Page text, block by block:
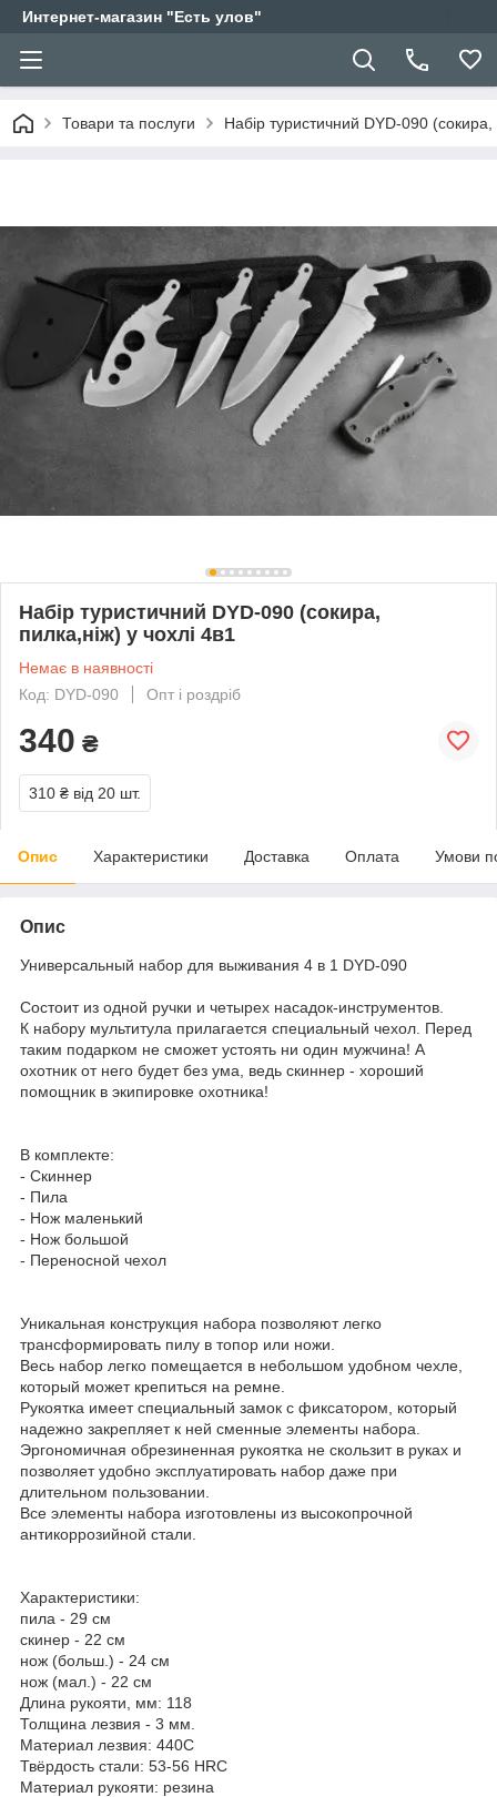
Интернет-магазин "Есть улов"
Товари та послуги Набір туристичний DYD-090 (сокира,
Набір туристичний DYD-090 (сокира,
пилка,ніж) у чохлі 4в1
Немає в наявності
Код: DYD-090
Опт і роздріб
340 ₴
310 ₴ від 20 шт.
Опис Характеристики Доставка Оплата Умови
Опис
Универсальный набор для выживания 4 в 1 DYD-090
Состоит из одной ручки и четырех насадок-инструментов.
К набору мультитула прилагается специальный чехол. Перед
таким подарком не сможет устоять ни один мужчина! А
охотник от него будет без ума, ведь скиннер - хороший
помощник в экипировке охотника!
В комплекте:
- Скиннер
- Пила
- Нож маленький
- Нож большой
- Переносной чехол
Уникальная конструкция набора позволяют легко
трансформировать пилу в топор или ножи.
Весь набор легко помещается в небольшом удобном чехле,
который может крепиться на ремне.
Рукоятка имеет специальный замок с фиксатором, который
надежно закрепляет к ней сменные элементы набора.
Эргономичная обрезиненная рукоятка не скользит в руках и
позволяет удобно эксплуатировать набор даже при
длительном пользовании.
Все элементы набора изготовлены из высокопрочной
антикоррозийной стали.
Характеристики:
пила - 29 см
скинер - 22 см
нож (больш.) - 24 см
нож (мал.) - 22 см
Длина рукояти, мм: 118
Толщина лезвия - 3 мм.
Материал лезвия: 440C
Твёрдость стали: 53-56 HRC
Материал рукояти: резина